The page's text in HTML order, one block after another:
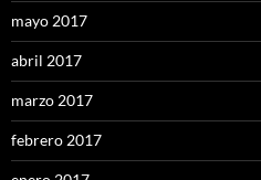
mayo 2017
abril 2017
marzo 2017
febrero 2017